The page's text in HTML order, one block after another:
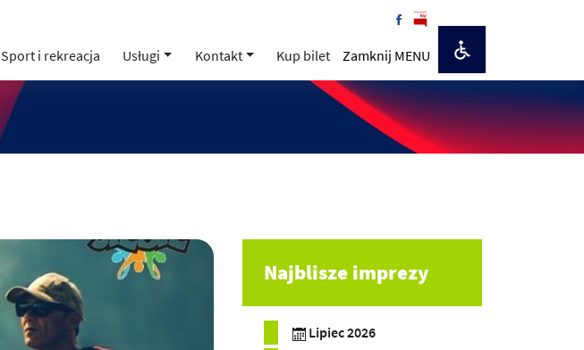
Sport i rekreacja Usługi Kontakt Kup bilet Zamknij MENU
Najblisze imprezy
Lipiec 2026